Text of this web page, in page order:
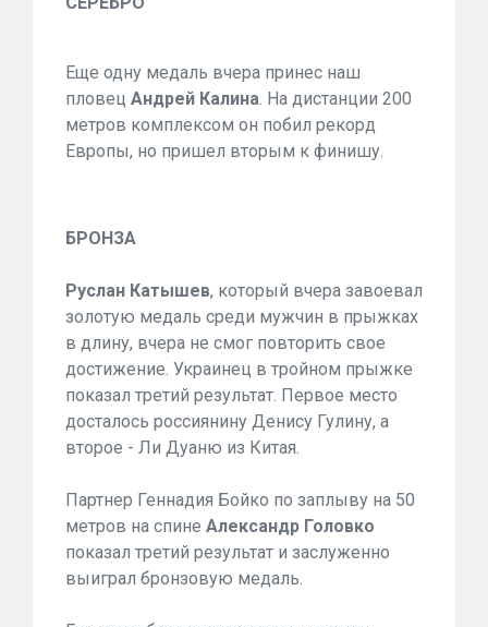
Еще одну медаль вчера принес наш
пловец Андрей Калина. На дистанции 200
метров комплексом он побил рекорд
Европы, но пришел вторым к финишу.
БРОНЗА
Руслан Катышев, который вчера завоевал
золотую медаль среди мужчин в прыжках
в длину, вчера не смог повторить свое
достижение. Украинец в тройном прыжке
показал третий результат. Первое место
досталось россиянину Денису Гулину, а
второе - Ли Дуаню из Китая.
Партнер Геннадия Бойко по заплыву на 50
метров на спине Александр Головко
показал третий результат и заслуженно
выиграл бронзовую медаль.